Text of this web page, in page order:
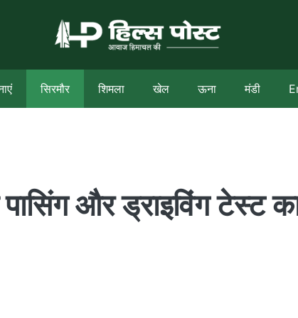
सिरमौर शिमला खेल ऊना मंडी
और ड्राइविंग टेस्ट